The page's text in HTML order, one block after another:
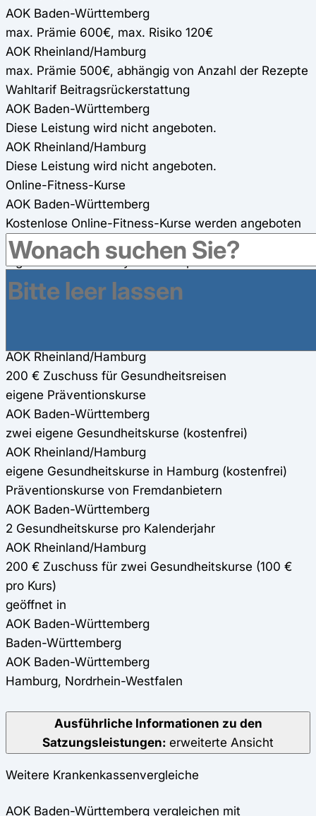
AOK Baden-Württemberg
max. Prämie 600€, max. Risiko 120€
AOK Rheinland/Hamburg
max. Prämie 500€, abhängig von Anzahl der Rezepte
Wahltarif Beitragsrückerstattung
AOK Baden-Württemberg
Diese Leistung wird nicht angeboten.
AOK Rheinland/Hamburg
Diese Leistung wird nicht angeboten.
Online-Fitness-Kurse
AOK Baden-Württemberg
Kostenlose Online-Fitness-Kurse werden angeboten
AOK Rheinland/Hamburg
digitale Kurse über CyberConcept GmbH und Oviva
AG
Gesundheitsreisen
AOK Rheinland/Hamburg
200 € Zuschuss für Gesundheitsreisen
eigene Präventionskurse
AOK Baden-Württemberg
zwei eigene Gesundheitskurse (kostenfrei)
AOK Rheinland/Hamburg
eigene Gesundheitskurse in Hamburg (kostenfrei)
Präventionskurse von Fremdanbietern
AOK Baden-Württemberg
2 Gesundheitskurse pro Kalenderjahr
AOK Rheinland/Hamburg
200 € Zuschuss für zwei Gesundheitskurse (100 €
pro Kurs)
geöffnet in
AOK Baden-Württemberg
Baden-Württemberg
AOK Baden-Württemberg
Hamburg, Nordrhein-Westfalen
Ausführliche Informationen zu den
Satzungsleistungen: erweiterte Ansicht
Weitere Krankenkassenvergleiche
AOK Baden-Württemberg vergleichen mit